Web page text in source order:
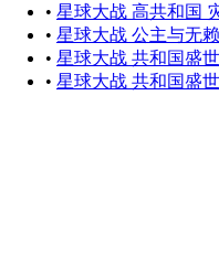
• 星球大战 高共和国
• 星球大战 公主与无赖
• 星球大战 共和国盛世
• 星球大战 共和国盛世